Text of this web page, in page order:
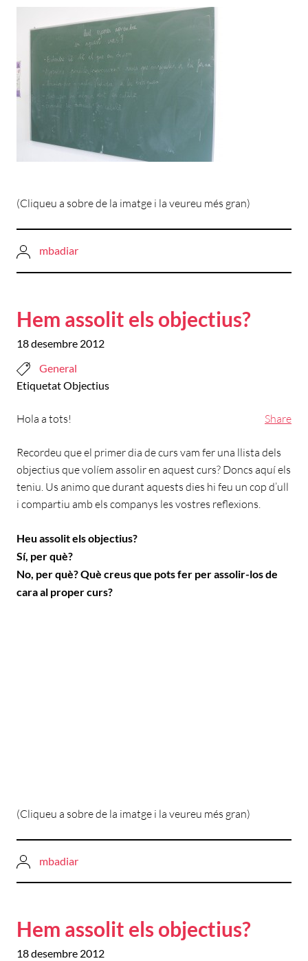
(Cliqueu a sobre de la imatge i la veureu més gran)
mbadiar
Hem assolit els objectius?
18 desembre 2012
General
EtiquetatObjectius
Share
Hola a tots!
Recordeu que el primer dia de curs vam fer una llista dels
objectius que volíem assolir en aquest curs? Doncs aquí els
teniu. Us animo que durant aquests dies hi feu un cop d’ull
i compartiu amb els companys les vostres reflexions.
Heu assolit els objectius?
Sí, per què?
No, per què? Què creus que pots fer per assolir-los de
cara al proper curs?
(Cliqueu a sobre de la imatge i la veureu més gran)
mbadiar
Hem assolit els objectius?
18 desembre 2012